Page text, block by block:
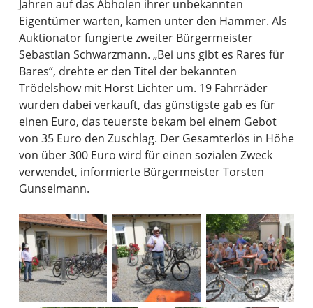
Jahren auf das Abholen ihrer unbekannten
Eigentümer warten, kamen unter den Hammer. Als
Auktionator fungierte zweiter Bürgermeister
Sebastian Schwarzmann. „Bei uns gibt es Rares für
Bares“, drehte er den Titel der bekannten
Trödelshow mit Horst Lichter um. 19 Fahrräder
wurden dabei verkauft, das günstigste gab es für
einen Euro, das teuerste bekam bei einem Gebot
von 35 Euro den Zuschlag. Der Gesamterlös in Höhe
von über 300 Euro wird für einen sozialen Zweck
verwendet, informierte Bürgermeister Torsten
Gunselmann.